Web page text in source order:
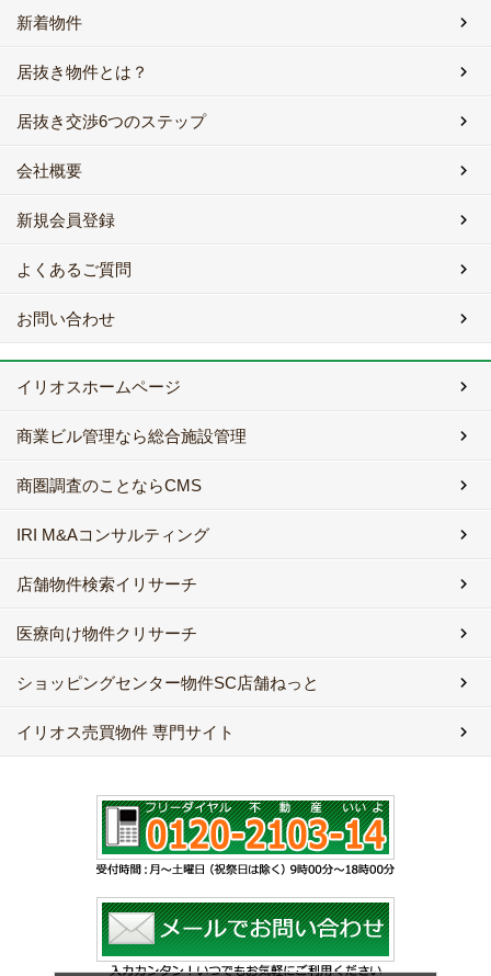
新着物件
居抜き物件とは？
居抜き交渉6つのステップ
会社概要
新規会員登録
よくあるご質問
お問い合わせ
イリオスホームページ
商業ビル管理なら総合施設管理
商圏調査のことならCMS
IRI M&Aコンサルティング
店舗物件検索イリサーチ
医療向け物件クリサーチ
ショッピングセンター物件SC店舗ねっと
イリオス売買物件 専門サイト